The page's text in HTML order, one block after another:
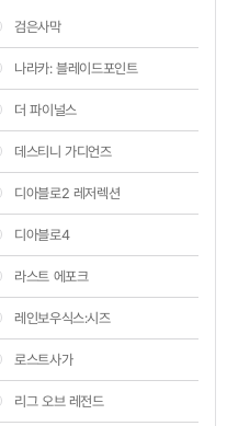
검은사막
나라카: 블레이드포인트
더 파이널스
데스티니 가디언즈
디아블로2 레저렉션
디아블로4
라스트 에포크
레인보우식스:시즈
로스트사가
리그 오브 레전드